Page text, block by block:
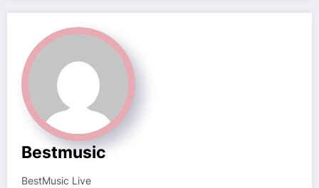
Bestmusic
BestMusic Live